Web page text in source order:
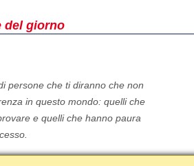
del giorno
persone che ti diranno che non
in questo mondo: quelli che
e quelli che hanno paura